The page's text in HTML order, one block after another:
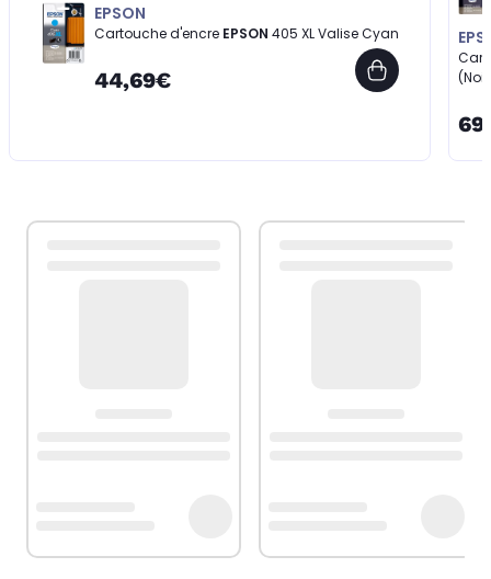
EPSON
Cartouche d'encre EPSON 405 XL Valise Cyan
44,69€